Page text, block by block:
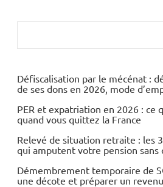
Défiscalisation par le mécénat :
de ses dons en 2026, mode
PER et expatriation en 2026 : ce
quand vous quittez la France
Relevé de situation retraite : les
qui amputent votre pension sans
Démembrement temporaire de
une décote et préparer un